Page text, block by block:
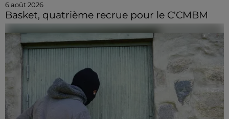
6 août 2026
Basket, quatrième recrue pour le C'CMBM